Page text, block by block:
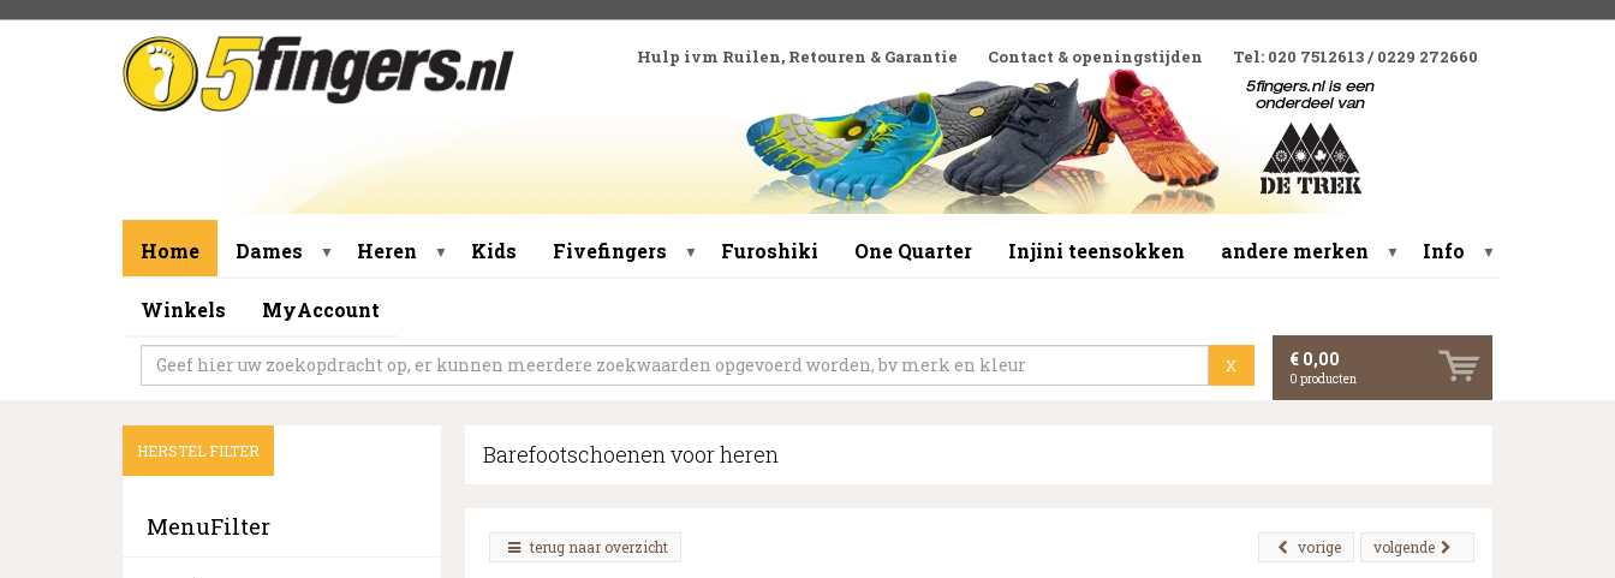
Hulp ivm Ruilen, Retouren & Garantie Contact & openingstijden Tel: 020 7512613 / 0229 272660
Home Dames ▼ Heren ▼ Kids Fivefingers ▼ Furoshiki One Quarter Injini teensokken andere merken ▼ Info ▼
Winkels MyAccount
X € 0,00
0 producten
HERSTEL FILTER
MenuFilter
Barefootschoenen voor heren
terug naar overzicht volgende
vorige